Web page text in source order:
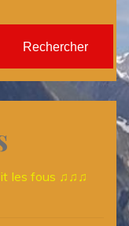
Rechercher
les fous ♫♫♫